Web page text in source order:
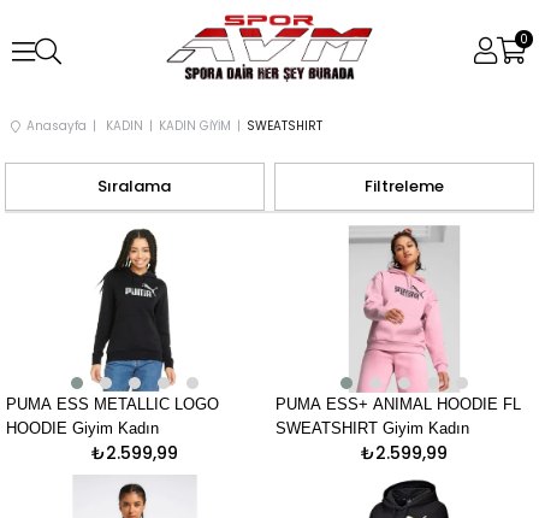
0
Anasayfa KADIN KADIN GİYİM SWEATSHIRT
Filtreleme
Sıralama
PUMA ESS METALLIC LOGO
HOODIE Giyim Kadın
₺2.599,99
PUMA ESS+ ANIMAL HOODIE FL
SWEATSHIRT Giyim Kadın
₺2.599,99